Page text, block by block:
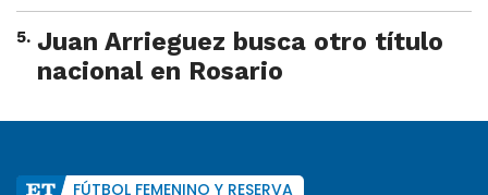
5. Juan Arrieguez busca otro título
nacional en Rosario
FÚTBOL FEMENINO Y RESERVA